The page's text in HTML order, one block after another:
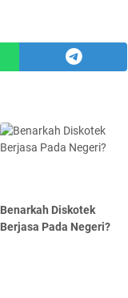
Benarkah Diskotek
Berjasa Pada Negeri?